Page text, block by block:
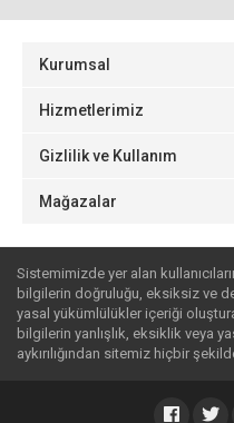
Kurumsal
Hizmetlerimiz
Gizlilik ve Kullanım
Mağazalar
Sistemimizde yer alan
bilgilerin doğruluğu, eksiksiz ve
yasal yükümlülükler içeriği
bilgilerin yanlışlık, eksiklik veya
aykırılığından sitemiz hiçbir